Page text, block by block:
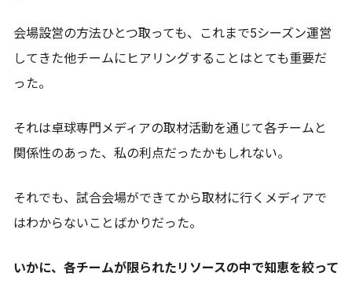
会場設営の方法ひとつ取っても、これまで5シーズン運営
してきた他チームにヒアリングすることはとても重要だ
った。
それは卓球専門メディアの取材活動を通じて各チームと
関係性のあった、私の利点だったかもしれない。
それでも、試合会場ができてから取材に行くメディアで
はわからないことばかりだった。
いかに、各チームが限られたリソースの中で知恵を絞って